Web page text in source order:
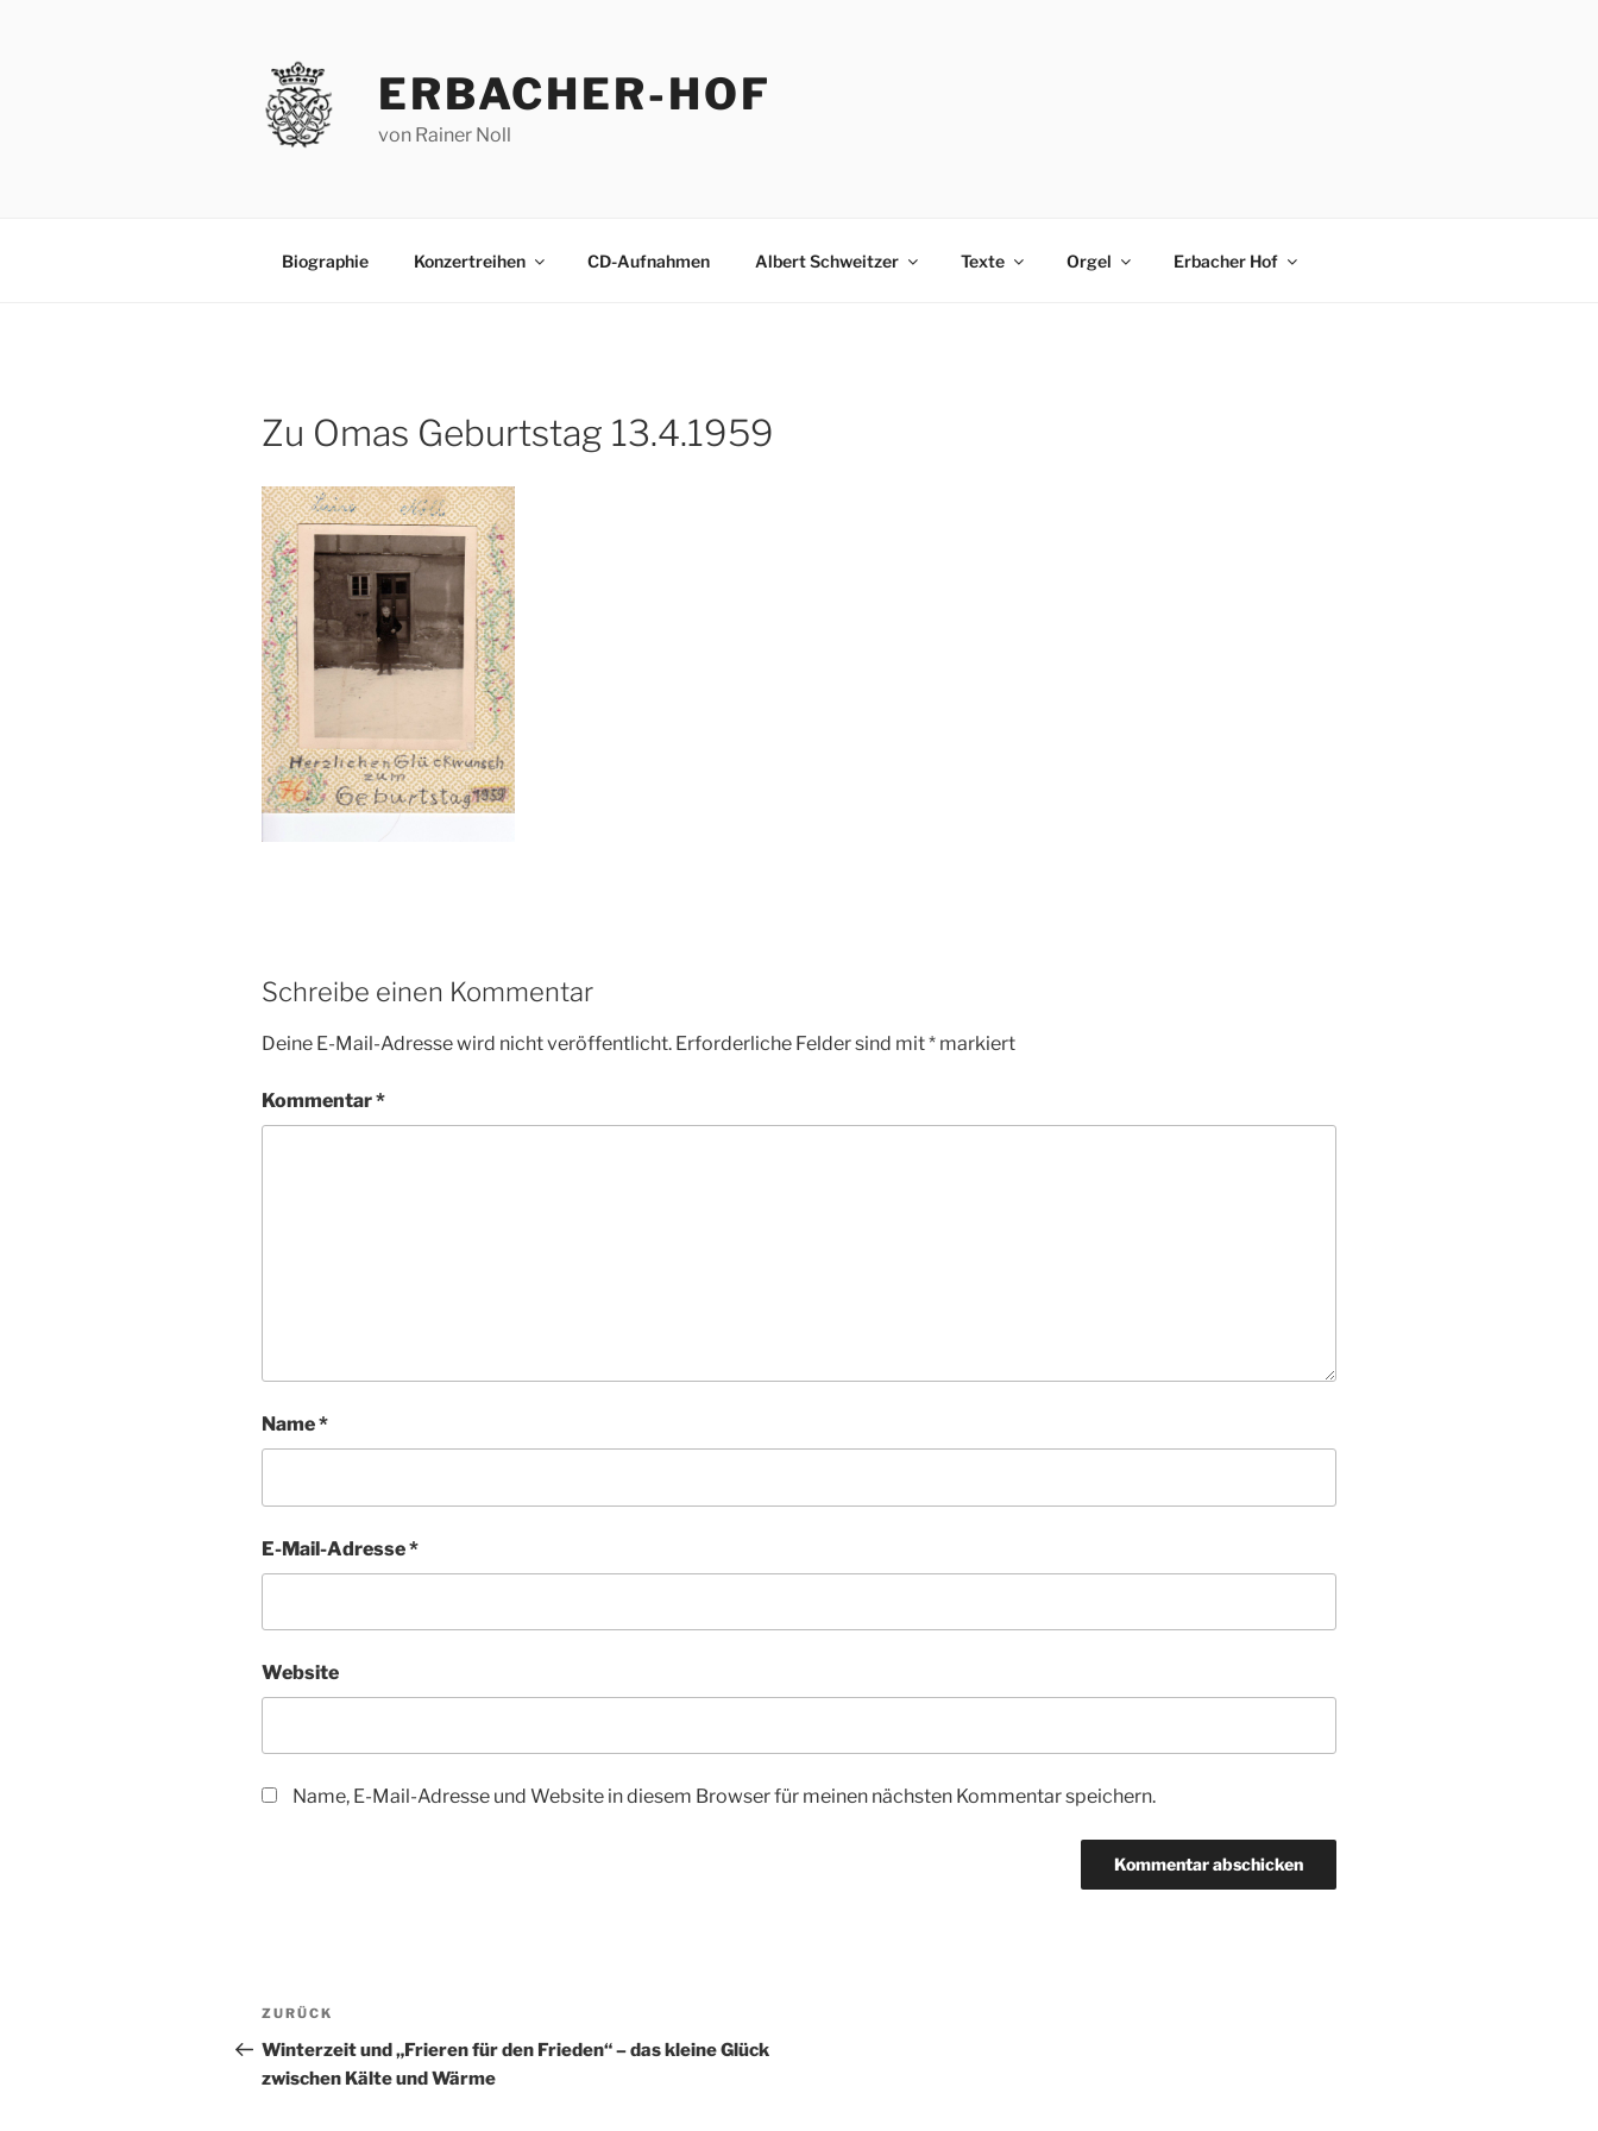
ERBACHER-HOF
von Rainer Noll
Biographie Konzertreihen CD-Aufnahmen Albert Schweitzer Texte Orgel Erbacher Hof
Zu Omas Geburtstag 13.4.1959
Schreibe einen Kommentar
Deine E-Mail-Adresse wird nicht veröffentlicht. Erforderliche Felder sind mit* markiert
Kommentar*
Name*
E-Mail-Adresse*
Website
Name, E-Mail-Adresse und Website in diesem Browser für meinen nächsten Kommentar speichern.
Beitragsnavigation
Vorheriger
Beitrag
ZURÜCK
Winterzeit und „Frieren für den Frieden“ – das kleine Glück
zwischen Kälte und Wärme